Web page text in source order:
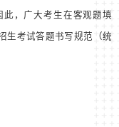
，广大考生在客观题填
生考试答题书写规范（统